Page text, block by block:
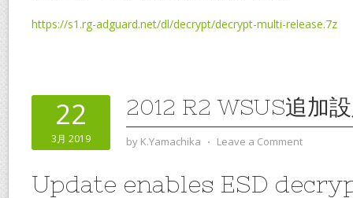
https://s1.rg-adguard.net/dl/decrypt/decrypt-multi-release.7z
22
3月 2019
2012 R2 WSUS追加
by K.Yamachika ⋅ Leave a Comment
Update enables ESD